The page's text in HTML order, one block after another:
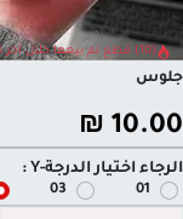
(10) قطع تم بيعها خلال آخر 24 ساعة
جلوس
10.00
₪
الرجاء اختيار الدرجة-Y :
01
03